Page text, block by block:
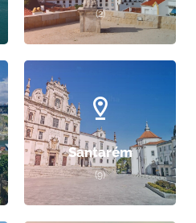
(2)
Santarém
(9)